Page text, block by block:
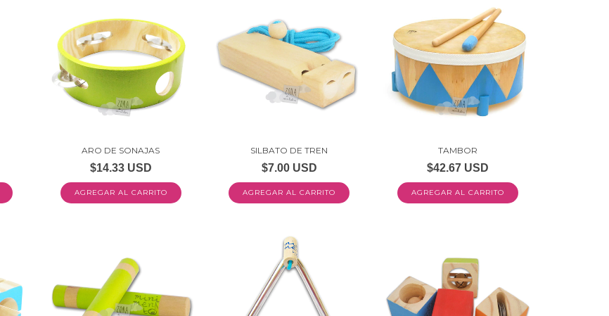
ARO DE SONAJAS
$14.33 USD
SILBATO DE TREN
$7.00 USD
TAMBOR
$42.67 USD